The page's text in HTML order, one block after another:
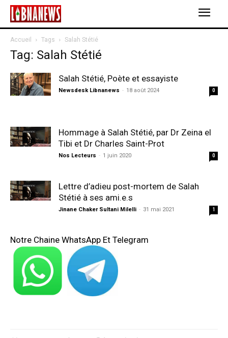
Accueil Tags Salah Stétié
Tag: Salah Stétié
Salah Stétié, Poète et essayiste
Newsdesk Libnanews - 18 août 2024 0
Hommage à Salah Stétié, par Dr Zeina el
Tibi et Dr Charles Saint-Prot
Nos Lecteurs - 1 juin 2020 0
Lettre d’adieu post-mortem de Salah
Stétié à ses ami.e.s
Jinane Chaker Sultani Milelli - 31 mai 2021 1
Notre Chaine WhatsApp Et Telegram